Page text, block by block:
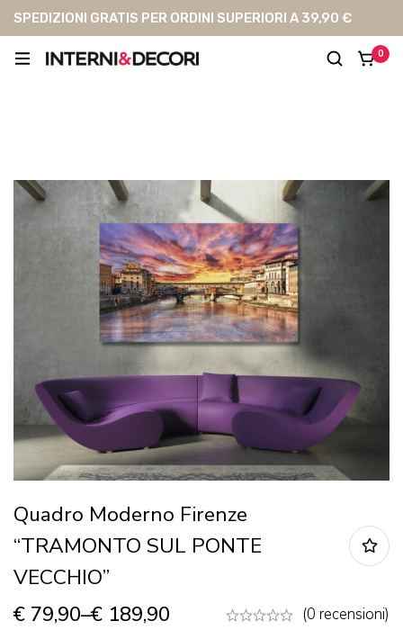
SPEDIZIONI GRATIS PER ORDINI SUPERIORI A 39,90 €
0
Quadro Moderno Firenze
“TRAMONTO SUL PONTE
VECCHIO”
€ 79,90–€ 189,90
(0 recensioni)